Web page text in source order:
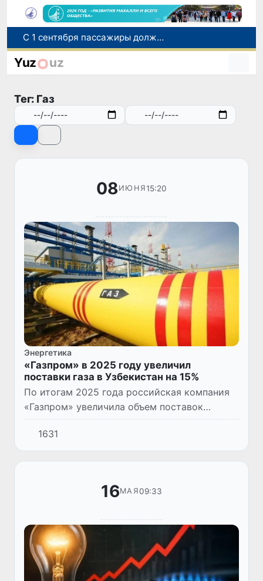
В Сурхандарье пресечена деятельность подпольной группы, планировавшей теракты и выезд в Сирию
В Узбекистане упростят открытие бизнеса и расширят возможности выбора фамилии для ребенка
С 1 сентября пассажиры должны будут оплачивать проезд сразу при посадке в автобус
Yuz uz
Тег: Газ
08ИЮНЯ15:20
Энергетика
«Газпром» в 2025 году увеличил
поставки газа в Узбекистан на 15%
По итогам 2025 года российская компания
«Газпром» увеличила объем поставок
природного газа в Узбекистан на 15%. Об
этом говорится в годовом отчете компании.
1631
16МАЯ09:33